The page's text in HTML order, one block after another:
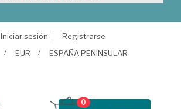
Iniciar sesión
Registrarse
EUR ESPAÑA PENINSULAR
0